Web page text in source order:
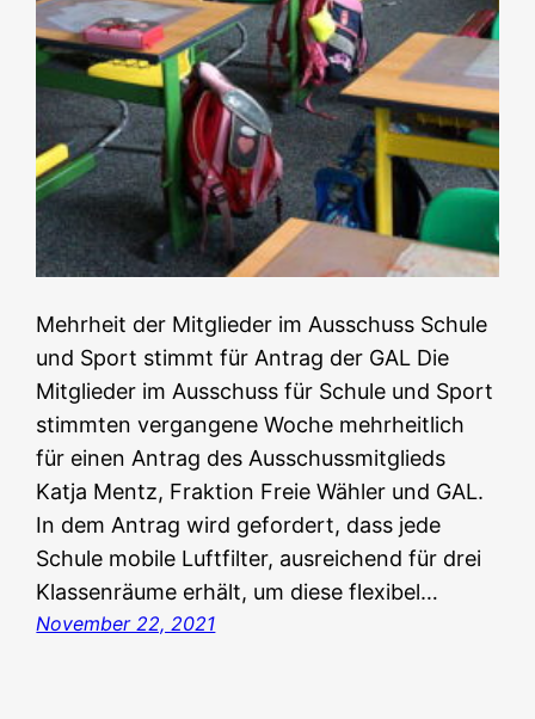
Mehrheit der Mitglieder im Ausschuss Schule
und Sport stimmt für Antrag der GAL Die
Mitglieder im Ausschuss für Schule und Sport
stimmten vergangene Woche mehrheitlich
für einen Antrag des Ausschussmitglieds
Katja Mentz, Fraktion Freie Wähler und GAL.
In dem Antrag wird gefordert, dass jede
Schule mobile Luftfilter, ausreichend für drei
Klassenräume erhält, um diese flexibel…
November 22, 2021